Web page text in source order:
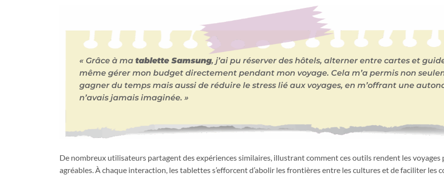
« Grâce à ma tablette Samsung, j’ai pu réserver des hôtels, alterner entre cartes et
même gérer mon budget directement pendant mon voyage. Cela m’a permis non
gagner du temps mais aussi de réduire le stress lié aux voyages, en m’offrant une
n’avais jamais imaginée. »
De nombreux utilisateurs partagent des expériences similaires, illustrant comment ces outils rendent les voyages
agréables. À chaque interaction, les tablettes s’efforcent d’abolir les frontières entre les cultures et de faciliter les